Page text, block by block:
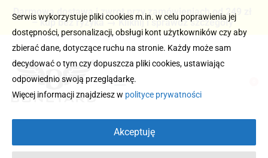
Darmowa dostawa i zwrot przy zamówieniach od 249 zł
– kup bez ryzyka → Kliknij i sprawdź szczegóły
Serwis wykorzystuje pliki cookies m.in. w celu poprawienia jej
dostępności, personalizacji, obsługi kont użytkowników czy aby
zbierać dane, dotyczące ruchu na stronie. Każdy może sam
decydować o tym czy dopuszcza pliki cookies, ustawiając
odpowiednio swoją przeglądarkę.
Więcej informacji znajdziesz w polityce prywatności
Akceptuję